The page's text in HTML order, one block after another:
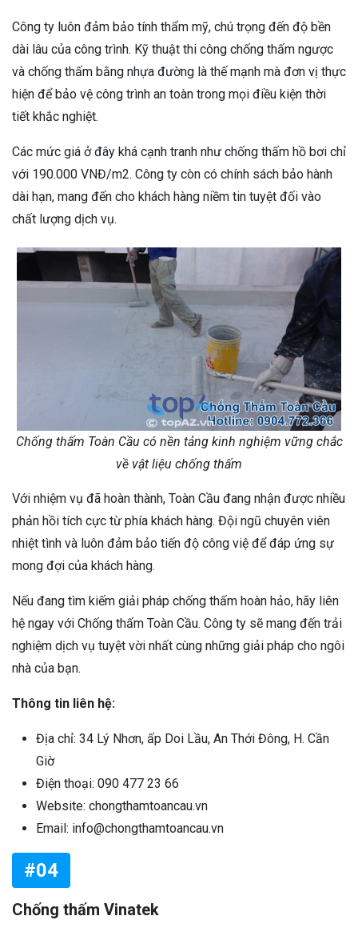
Công ty luôn đảm bảo tính thẩm mỹ, chú trọng đến độ bền
dài lâu của công trình. Kỹ thuật thi công chống thấm ngược
và chống thấm bằng nhựa đường là thế mạnh mà đơn vị thực
hiện để bảo vệ công trình an toàn trong mọi điều kiện thời
tiết khắc nghiệt.
Các mức giá ở đây khá cạnh tranh như chống thấm hồ bơi chỉ
với 190.000 VNĐ/m2. Công ty còn có chính sách bảo hành
dài hạn, mang đến cho khách hàng niềm tin tuyệt đối vào
chất lượng dịch vụ.
Chống thấm Toàn Cầu có nền tảng kinh nghiệm vững chắc
về vật liệu chống thấm
Với nhiệm vụ đã hoàn thành, Toàn Cầu đang nhận được nhiều
phản hồi tích cực từ phía khách hàng. Đội ngũ chuyên viên
nhiệt tình và luôn đảm bảo tiến độ công việ để đáp ứng sự
mong đợi của khách hàng.
Nếu đang tìm kiếm giải pháp chống thấm hoàn hảo, hãy liên
hệ ngay với Chống thấm Toàn Cầu. Công ty sẽ mang đến trải
nghiệm dịch vụ tuyệt vời nhất cùng những giải pháp cho ngôi
nhà của bạn.
Thông tin liên hệ:
Địa chỉ: 34 Lý Nhơn, ấp Doi Lầu, An Thới Đông, H. Cần
Giờ
Điện thoại: 090 477 23 66
Website: chongthamtoancau.vn
Email: info@chongthamtoancau.vn
#04
Chống thấm Vinatek